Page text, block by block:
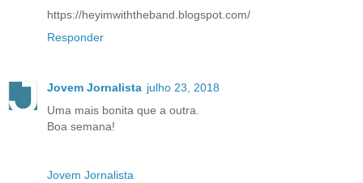
https://heyimwiththeband.blogspot.com/
Responder
Jovem Jornalista julho 23, 2018
Uma mais bonita que a outra.
Boa semana!
Jovem Jornalista